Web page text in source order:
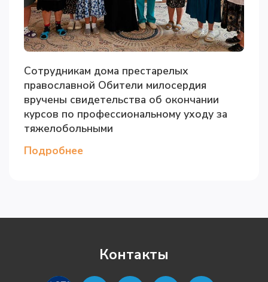
Сотрудникам дома престарелых
православной Обители милосердия
вручены свидетельства об окончании
курсов по профессиональному уходу за
тяжелобольными
Подробнее
Контакты